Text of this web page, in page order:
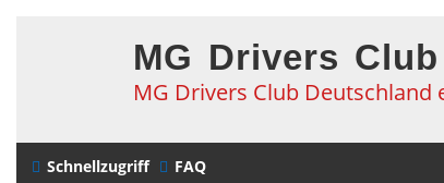
MG Drivers
MG Drivers Club Deutschland
Schnellzugriff FAQ